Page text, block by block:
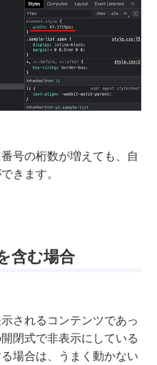
号の桁数が増えても、自
きます。
含む場合
されるコンテンツであっ
閉式で非表示にしている
場合は、うまく動かない